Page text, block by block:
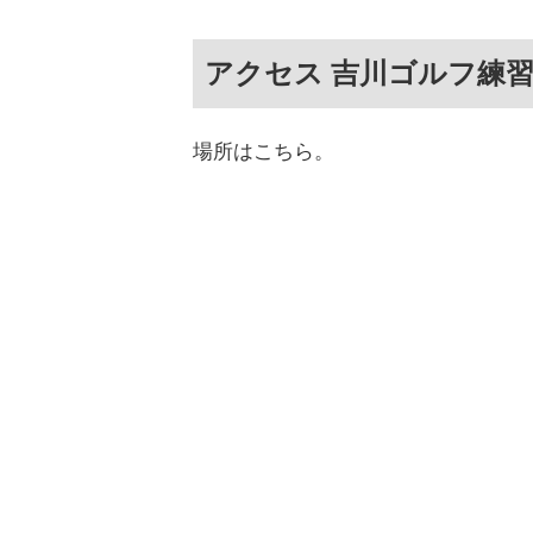
アクセス 吉川ゴルフ練
場所はこちら。